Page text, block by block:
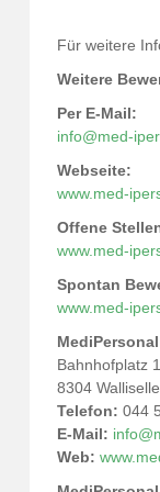
Für weitere
Weitere
Per E-Mail:
info@med-
Webseite:
www.med-
Offene
www.med-
Spontan
www.med-
MediPersonal
Bahnhofplatz
8304
Telefon: 044
E-Mail:
Web: